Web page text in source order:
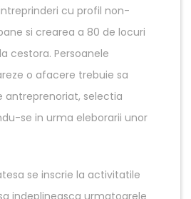
cu profil non-
si crearea a 80 de locuri
cestora. Persoanele
o afacere trebuie sa
antreprenoriat, selectia
se in urma eleborarii unor
se inscrie la activitatile
indeplineasca urmatoarele